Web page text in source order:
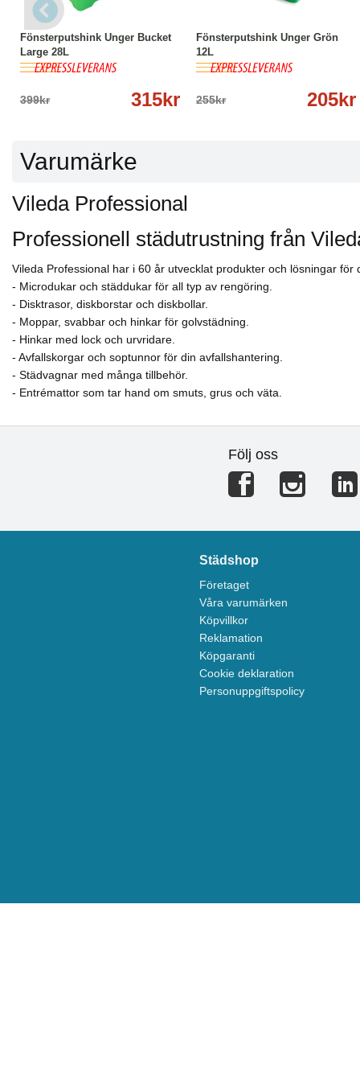
Mått: 35, 50 cm
Fönsterputshink Unger Bucket
Large 28L
399kr 315kr
Fönsterputshink Unger Grön
12L
255kr 205kr
Varumärke
Vileda Professional
Professionell städutrustning från
Vileda Professional har i 60 år utvecklat produkter och lösningar
- Microdukar och städdukar för all typ av rengöring.
- Disktrasor, diskborstar och diskbollar.
- Moppar, svabbar och hinkar för golvstädning.
- Hinkar med lock och urvridare.
- Avfallskorgar och soptunnor för din avfallshantering.
- Städvagnar med många tillbehör.
- Entrémattor som tar hand om smuts, grus och väta.
Följ oss
Städshop
Företaget
Våra varumärken
Köpvillkor
Reklamation
Köpgaranti
Cookie deklaration
Personuppgiftspolicy